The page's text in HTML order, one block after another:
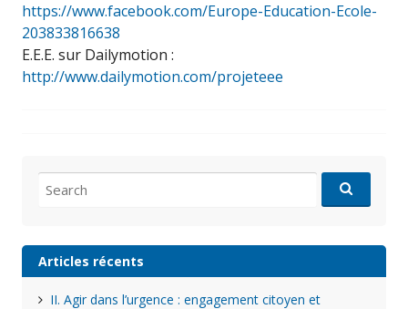
https://www.facebook.com/Europe-Education-Ecole-
203833816638
E.E.E. sur Dailymotion :
http://www.dailymotion.com/projeteee
for:
Articles récents
II. Agir dans l’urgence : engagement citoyen et